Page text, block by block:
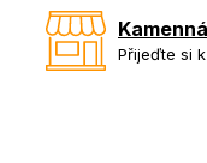
Přijeďte si